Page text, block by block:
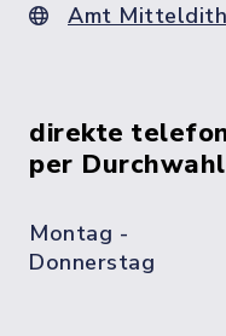
Amt
direkte
per Durchwahl
Montag -
Donnerstag